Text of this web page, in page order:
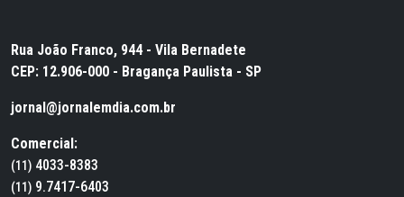
Rua João Franco, 944 - Vila Bernadete
CEP: 12.906-000 - Bragança Paulista - SP
jornal@jornalemdia.com.br
Comercial:
(11) 4033-8383
(11) 9.7417-6403